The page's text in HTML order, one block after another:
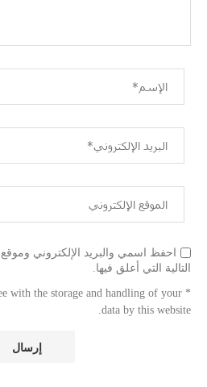
احفظ اسمي والبريد الإلكتروني
التالية التي أعلق فيها.
with the storage and handling of your
data by this website.